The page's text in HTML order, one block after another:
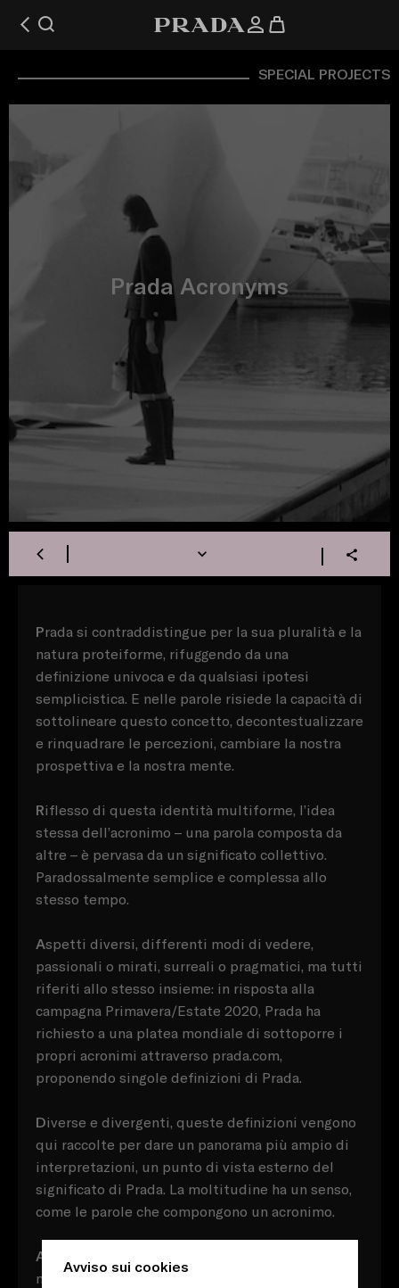
Avviso sui cookies
SPECIAL PROJECTS
Prada Acronyms
Prada si contraddistingue per la sua pluralità e la
natura proteiforme, rifuggendo da una
definizione univoca e da qualsiasi ipotesi
semplicistica. E nelle parole risiede la capacità di
sottolineare questo concetto, decontestualizzare
e rinquadrare le percezioni, cambiare la nostra
prospettiva e la nostra mente.
Riflesso di questa identità multiforme, l’idea
stessa dell’acronimo – una parola composta da
altre – è pervasa da un significato collettivo.
Paradossalmente semplice e complessa allo
stesso tempo.
Aspetti diversi, differenti modi di vedere,
passionali o mirati, surreali o pragmatici, ma tutti
riferiti allo stesso insieme: in risposta alla
campagna Primavera/Estate 2020, Prada ha
richiesto a una platea mondiale di sottoporre i
propri acronimi attraverso prada.com,
proponendo singole definizioni di Prada.
Diverse e divergenti, queste definizioni vengono
qui raccolte per dare un panorama più ampio di
interpretazioni, un punto di vista esterno del
significato di Prada. La moltitudine ha un senso,
come le parole che compongono un acronimo.
A
miriadi di vocaboli con molteplici significati, che